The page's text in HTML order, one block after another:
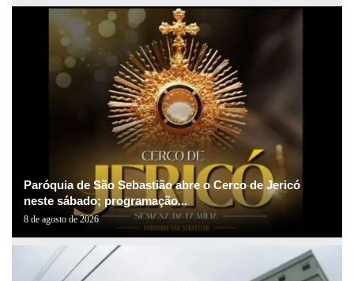
Paróquia de São Sebastião abre o Cerco de Jericó
neste sábado; programação...
8 de agosto de 2026